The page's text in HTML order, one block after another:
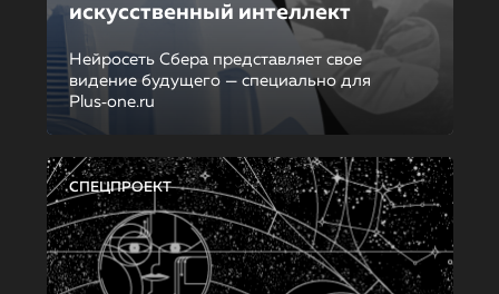
искусственный интеллект
Нейросеть Сбера представляет свое
видение будущего — специально для
Plus‑one.ru
СПЕЦПРОЕКТ